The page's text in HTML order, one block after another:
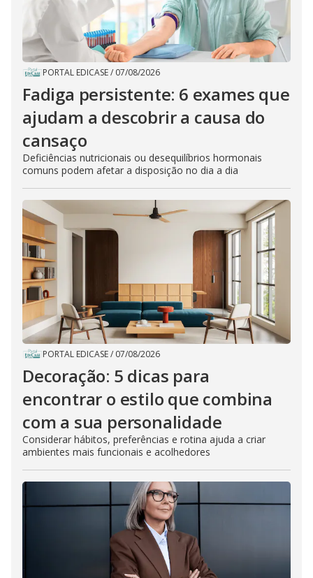
PORTAL EDICASE/ 07/08/2026
Fadiga persistente: 6 exames que
ajudam a descobrir a causa do
cansaço
Deficiências nutricionais ou desequilíbrios hormonais
comuns podem afetar a disposição no dia a dia
PORTAL EDICASE/ 07/08/2026
Decoração: 5 dicas para
encontrar o estilo que combina
com a sua personalidade
Considerar hábitos, preferências e rotina ajuda a criar
ambientes mais funcionais e acolhedores